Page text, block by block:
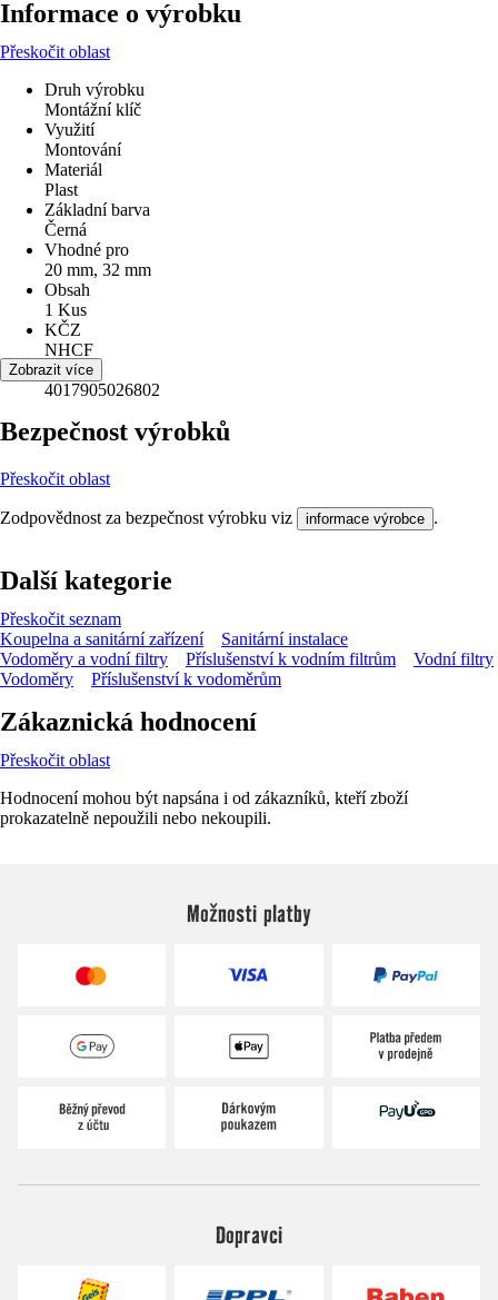
Informace o výrobku
Přeskočit oblast
Druh výrobku
Montážní klíč
Využití
Montování
Materiál
Plast
Základní barva
Černá
Vhodné pro
20 mm, 32 mm
Obsah
1 Kus
KČZ
NHCF
EAN
4017905026802
Zobrazit více
Bezpečnost výrobků
Přeskočit oblast
Zodpovědnost za bezpečnost výrobku viz informace výrobce .
Další kategorie
Přeskočit seznam
Koupelna a sanitární zařízení
Sanitární instalace
Vodoměry a vodní filtry
Příslušenství k vodním filtrům
Vodní filtry
Vodoměry
Příslušenství k vodoměrům
Zákaznická hodnocení
Přeskočit oblast
Hodnocení mohou být napsána i od zákazníků, kteří zboží
prokazatelně nepoužili nebo nekoupili.
Možnosti platby
Dopravci